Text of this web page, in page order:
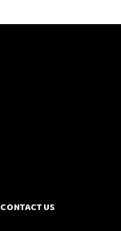
CONTACT US